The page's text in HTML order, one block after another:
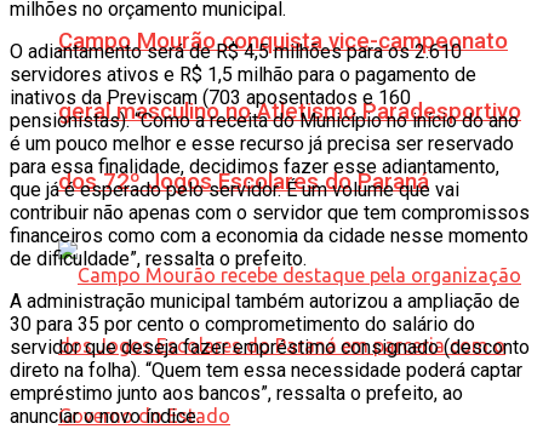
Campo Mourão conquista vice-campeonato
geral masculino no Atletismo Paradesportivo
dos 72º Jogos Escolares do Paraná
milhões no orçamento municipal.
O adiantamento será de R$ 4,5 milhões para os 2.610
servidores ativos e R$ 1,5 milhão para o pagamento de
inativos da Previscam (703 aposentados e 160
pensionistas). “Como a receita do Município no início do ano
é um pouco melhor e esse recurso já precisa ser reservado
para essa finalidade, decidimos fazer esse adiantamento,
que já é esperado pelo servidor. É um volume que vai
contribuir não apenas com o servidor que tem compromissos
financeiros como com a economia da cidade nesse momento
de dificuldade”, ressalta o prefeito.
A administração municipal também autorizou a ampliação de
30 para 35 por cento o comprometimento do salário do
servidor que deseja fazer empréstimo consignado (desconto
direto na folha). “Quem tem essa necessidade poderá captar
empréstimo junto aos bancos”, ressalta o prefeito, ao
anunciar o novo índice.